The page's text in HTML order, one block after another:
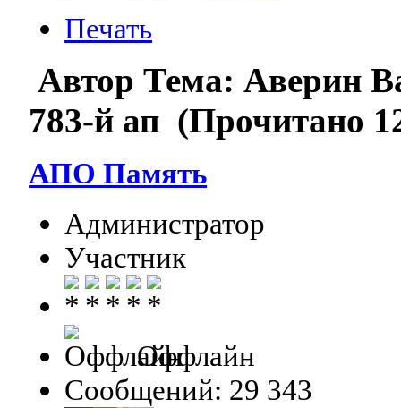
Печать
Автор Тема: Аверин
783-й ап (Прочитано
АПО Память
Администратор
Участник
Оффлайн
Сообщений: 29 343